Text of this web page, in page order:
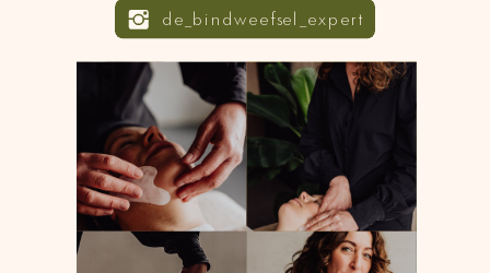
de_bindweefsel_expert